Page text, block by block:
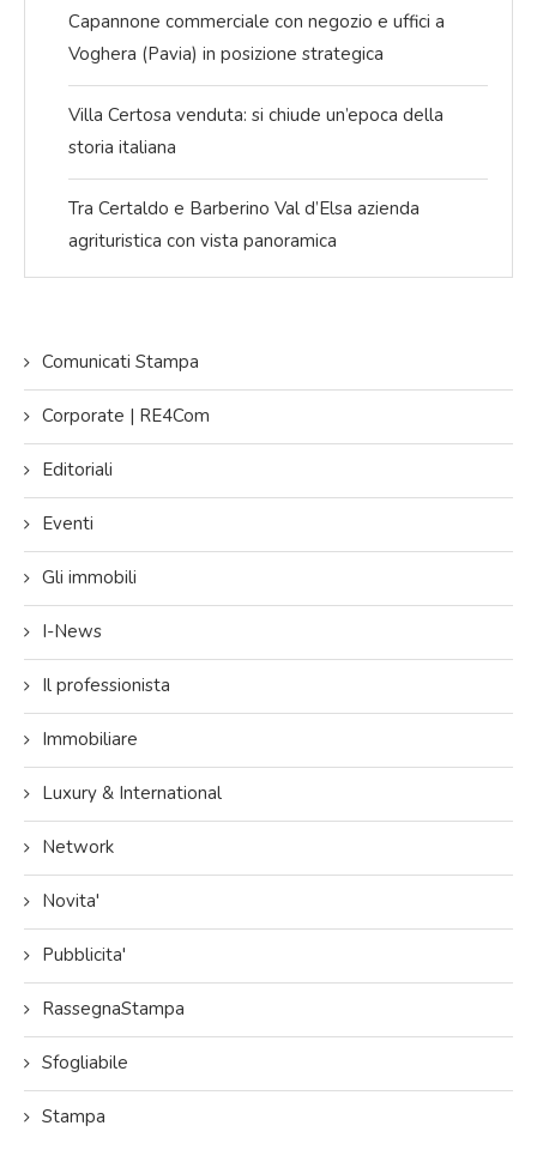
Capannone commerciale con negozio e uffici a
Voghera (Pavia) in posizione strategica
Villa Certosa venduta: si chiude un’epoca della
storia italiana
Tra Certaldo e Barberino Val d’Elsa azienda
agrituristica con vista panoramica
Comunicati Stampa
Corporate | RE4Com
Editoriali
Eventi
Gli immobili
I-News
Il professionista
Immobiliare
Luxury & International
Network
Novita'
Pubblicita'
RassegnaStampa
Sfogliabile
Stampa